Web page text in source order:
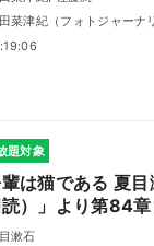
ナリスト）
題対象
輩は猫である 夏
）」より第84
漱石